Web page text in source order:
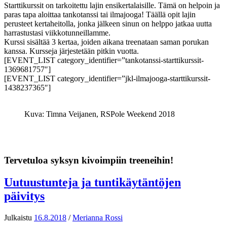
Starttikurssit on tarkoitettu lajin ensikertalaisille. Tämä on helpoin ja
paras tapa aloittaa tankotanssi tai ilmajooga! Täällä opit lajin
perusteet kertaheitolla, jonka jälkeen sinun on helppo jatkaa uutta
harrastustasi viikkotunneillamme.
Kurssi sisältää 3 kertaa, joiden aikana treenataan saman porukan
kanssa. Kursseja järjestetään pitkin vuotta.
[EVENT_LIST category_identifier=”tankotanssi-starttikurssit-
1369681757″]
[EVENT_LIST category_identifier=”jkl-ilmajooga-starttikurssit-
1438237365″]
Kuva: Timna Veijanen, RSPole Weekend 2018
Tervetuloa syksyn kivoimpiin treeneihin!
Uutuustunteja ja tuntikäytäntöjen
päivitys
Julkaistu 16.8.2018 /Merianna Rossi